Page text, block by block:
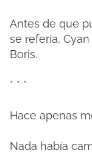
Antes de que
se refería,
Boris.
* * *
Hace apenas
Nada había